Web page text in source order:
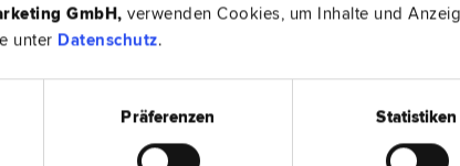
GmbH, verwenden Cookies, um Inhalte und
unter Datenschutz.
Präferenzen Statistiken
recht | Zivil­recht | Erb­recht | Vertrags­recht | Inkasso- und
Exekutions­recht | Straf­recht | Arbeits­recht
| Liegenschafts- und Immobilien­recht